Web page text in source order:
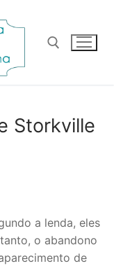
Storkville
a lenda, eles
o abandono
de